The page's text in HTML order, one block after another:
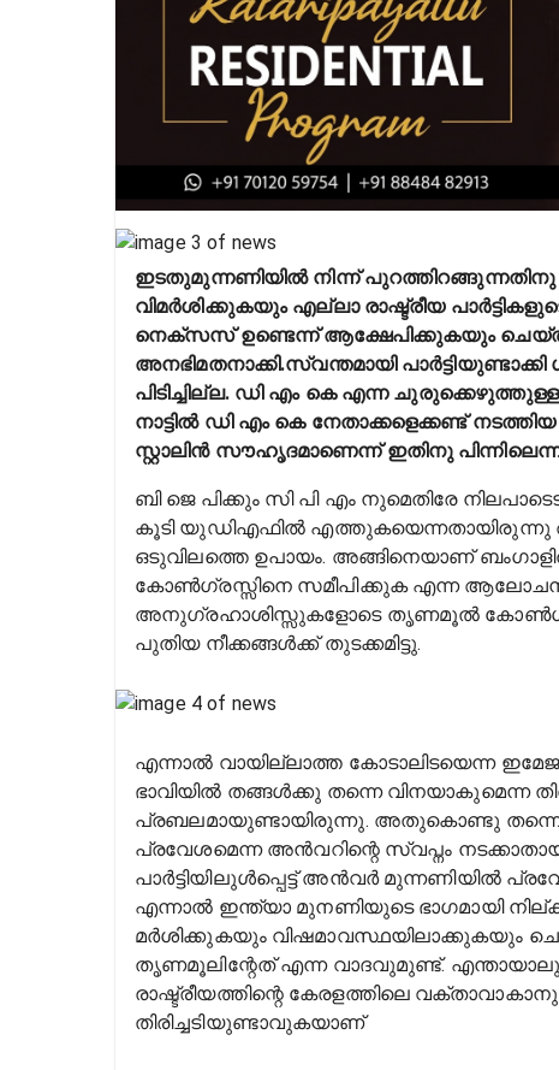
ഇടതുമുന്നണിയിൽ നിന്ന്
വിമർശിക്കുകയും എല്ലാ രാഷ്ട്രീയ
നെക്സസ് ഉണ്ടെന്ന് ആക്ഷേപിക്കുകയും
അനഭിമതനാക്കി.സ്വന്തമായി
പിടിച്ചില്ല. ഡി എം കെ എന്ന
നാട്ടിൽ ഡി എം കെ നേതാക്കളെക്കണ്ട്
സ്റ്റാലിൻ സൗഹൃദമാണെന്ന് ഇതിനു
ബി ജെ പിക്കും സി പി എം നുമെതിരേ
കൂടി യുഡിഎഫിൽ എത്തുകയെന്നതായിരുന്നു
ഒടുവിലത്തെ ഉപായം. അങ്ങിനെയാണ്
കോൺഗ്രസ്സിനെ സമീപിക്കുക എന്ന
അനുഗ്രഹാശിസ്സുകളോടെ തൃണമൂൽ
പുതിയ നീക്കങ്ങൾക്ക് തുടക്കമിട്ടു.
എന്നാൽ വായില്ലാത്ത കോടാലിടയെന്ന
ഭാവിയിൽ തങ്ങൾക്കു തന്നെ വിനയാകുമെന്ന
പ്രബലമായുണ്ടായിരുന്നു. അതുകൊണ്ടു
പ്രവേശമെന്ന അൻവറിന്റെ സ്വപ്നം
പാർട്ടിയിലുൾപ്പെട്ട് അൻവർ മുന്നണിയിൽ
എന്നാൽ ഇന്ത്യാ മുനണിയുടെ ഭാഗമായി
മർശിക്കുകയും വിഷമാവസ്ഥയിലാക്കുകയും
തൃണമൂലിന്റേത് എന്ന വാദവുമുണ്ട്.
രാഷ്ട്രീയത്തിന്റെ കേരളത്തിലെ
തിരിച്ചടിയുണ്ടാവുകയാണ്